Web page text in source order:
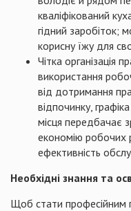
кваліфікований
гідний заробіток;
корисну їжу для
Чітка організація
використання
від дотримання
відпочинку,
місця передбачає
економію робочих
ефективність
Необхідні знання та
Щоб стати професійним